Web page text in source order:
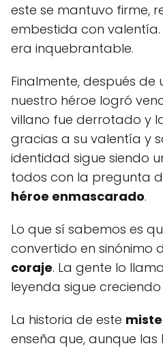
este se mantuvo firme,
embestida con valentía.
era inquebrantable.
Finalmente, después de
nuestro héroe logró
villano fue derrotado y
gracias a su valentía y
identidad sigue siendo
todos con la pregunta
héroe enmascarado.
Lo que sí sabemos es
convertido en sinónimo
coraje. La gente lo
leyenda sigue
La historia de este
enseña que, aunque